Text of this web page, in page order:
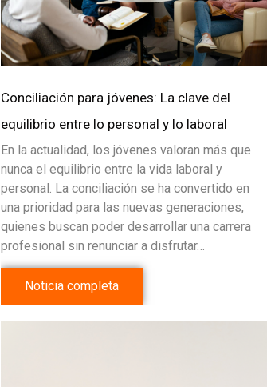
Conciliación para jóvenes: La clave del
equilibrio entre lo personal y lo laboral
En la actualidad, los jóvenes valoran más que
nunca el equilibrio entre la vida laboral y
personal. La conciliación se ha convertido en
una prioridad para las nuevas generaciones,
quienes buscan poder desarrollar una carrera
profesional sin renunciar a disfrutar…
Noticia completa